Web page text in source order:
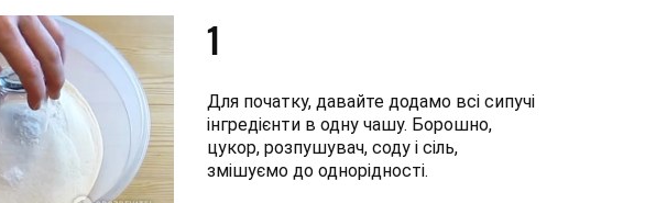
1
Для початку, давайте додамо всі сипучі
інгредієнти в одну чашу. Борошно,
цукор, розпушувач, соду і сіль,
змішуємо до однорідності.